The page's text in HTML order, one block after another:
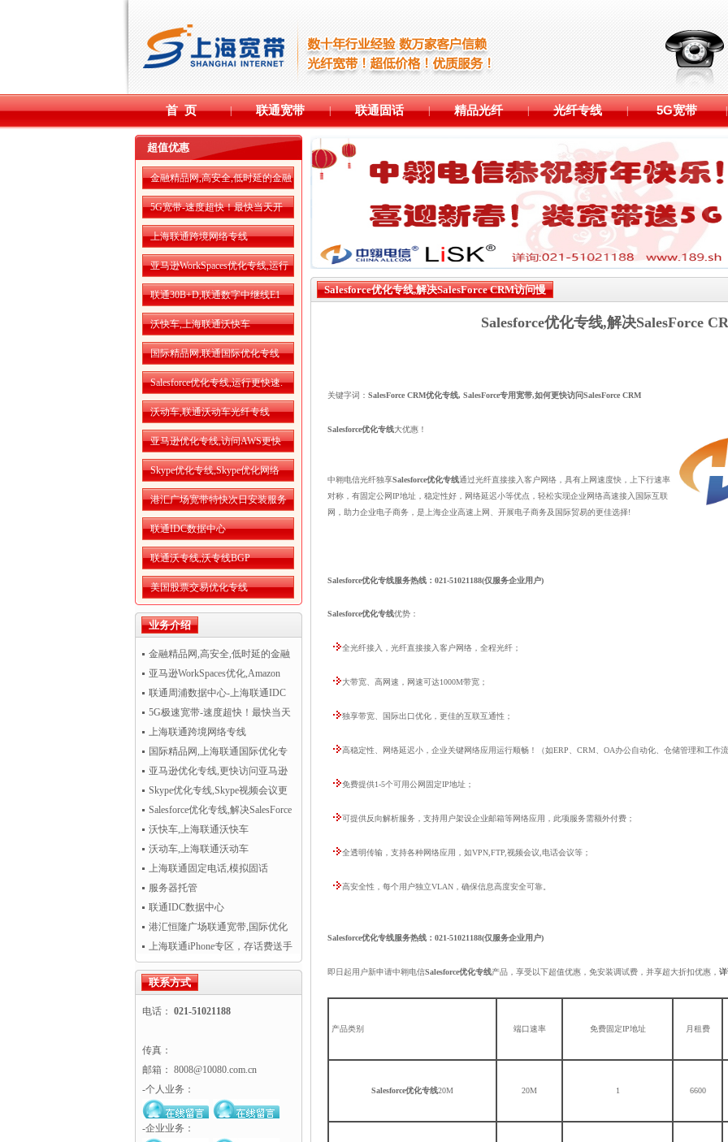
首 页 | 联通宽带 | 联通固话 | 精品光纤 | 光纤专线 | 5G宽带 |
超值优惠
金融精品网,高安全,低时延的金融
精品网
5G宽带-速度超快！最快当天开
通！
上海联通跨境网络专线
亚马逊WorkSpaces优化专线,运行
更流畅
联通30B+D,联通数字中继线E1
沃快车,上海联通沃快车
国际精品网,联通国际优化专线
Salesforce优化专线,运行更快速.
沃动车,联通沃动车光纤专线
亚马逊优化专线,访问AWS更快
Skype优化专线,Skype优化网络
港汇广场宽带特快次日安装服务
联通IDC数据中心
联通沃专线,沃专线BGP
美国股票交易优化专线
业务介绍
金融精品网,高安全,低时延的金融
精品网
亚马逊WorkSpaces优化,Amazon
WorkSpaces运行更流畅
联通周浦数据中心-上海联通IDC
机房托管
5G极速宽带-速度超快！最快当天
开通！
上海联通跨境网络专线
国际精品网,上海联通国际优化专
线亚马逊优化专线,更快访问亚马逊
AWS云服务
Skype优化专线,Skype视频会议更
清晰流畅
Salesforce优化专线,解决SalesForce
CRM访问慢
沃快车,上海联通沃快车
沃动车,上海联通沃动车
上海联通固定电话,模拟固话
服务器托管
联通IDC数据中心
港汇恒隆广场联通宽带,国际优化
专线超值热卖！
上海联通iPhone专区，存话费送手
机
联系方式
电话： 021-51021188
传真：
邮箱： 8008@10080.com.cn
-个人业务：
-企业业务：
Salesforce优化专线,解决SalesForce CRM访问慢
Salesforce优化专线,解决SalesForce
关键字词： SalesForce CRM优化专线, SalesForce专用宽带,如何更快访问SalesForce CRM
Salesforce优化专线大优惠！
中翱电信光纤独享Salesforce优化专线通过光纤直接接入客户网络，具有上网速度快，上下行速率
对称，有固定公网IP地址，稳定性好，网络延迟小等优点，轻松实现企业网络高速接入国际互联
网，助力企业电子商务，是上海企业高速上网、开展电子商务及国际贸易的更佳选择!
Salesforce优化专线服务热线：021-51021188(仅服务企业用户)
Salesforce优化专线优势：
全光纤接入，光纤直接接入客户网络，全程光纤；
大带宽、高网速，网速可达1000M带宽；
独享带宽、国际出口优化，更佳的互联互通性；
高稳定性、网络延迟小，企业关键网络应用运行顺畅！（如ERP、CRM、OA办公自动化、仓储管理和工作流
免费提供1-5个可用公网固定IP地址；
可提供反向解析服务，支持用户架设企业邮箱等网络应用，此项服务需额外付费；
全透明传输，支持各种网络应用，如VPN,FTP,视频会议,电话会议等；
高安全性，每个用户独立VLAN，确保信息高度安全可靠。
Salesforce优化专线服务热线：021-51021188(仅服务企业用户)
即日起用户新申请中翱电信Salesforce优化专线产品，享受以下超值优惠，免安装调试费，并享超大折扣优惠， 详
产品类别 端口速率 免费固定IP地址 月租费
Salesforce优化专线20M 20M 1 6600